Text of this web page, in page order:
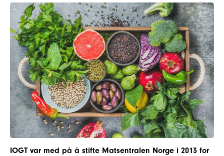
IOGT var med på å stifte Matsentralen Norge i 2013 for